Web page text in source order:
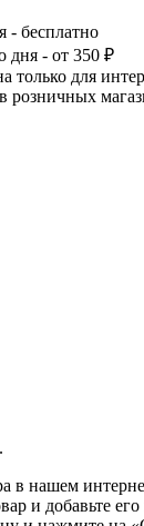
- бесплатно
дня - от 350 ₽
только для
розничных
в нашем
и добавьте его